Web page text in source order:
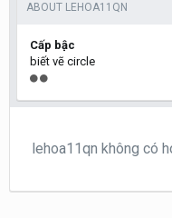
ABOUT LEHOA11QN
Cấp bậc
biết vẽ circle
lehoa11qn không có